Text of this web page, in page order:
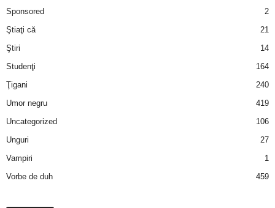
Sponsored
2
Ştiaţi că
21
Ştiri
14
Studenţi
164
Ţigani
240
Umor negru
419
Uncategorized
106
Unguri
27
Vampiri
1
Vorbe de duh
459